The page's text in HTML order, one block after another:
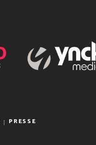
PRESSE